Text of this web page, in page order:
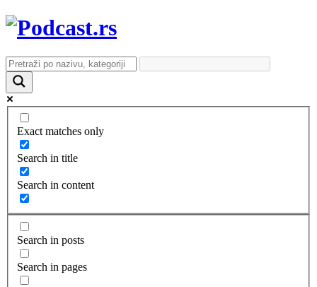
Exact matches only
Search in title
Search in content
Search in posts
Search in pages